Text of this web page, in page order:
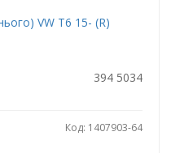
VW T6 15- (R)
394 5034
Код: 1407903-64